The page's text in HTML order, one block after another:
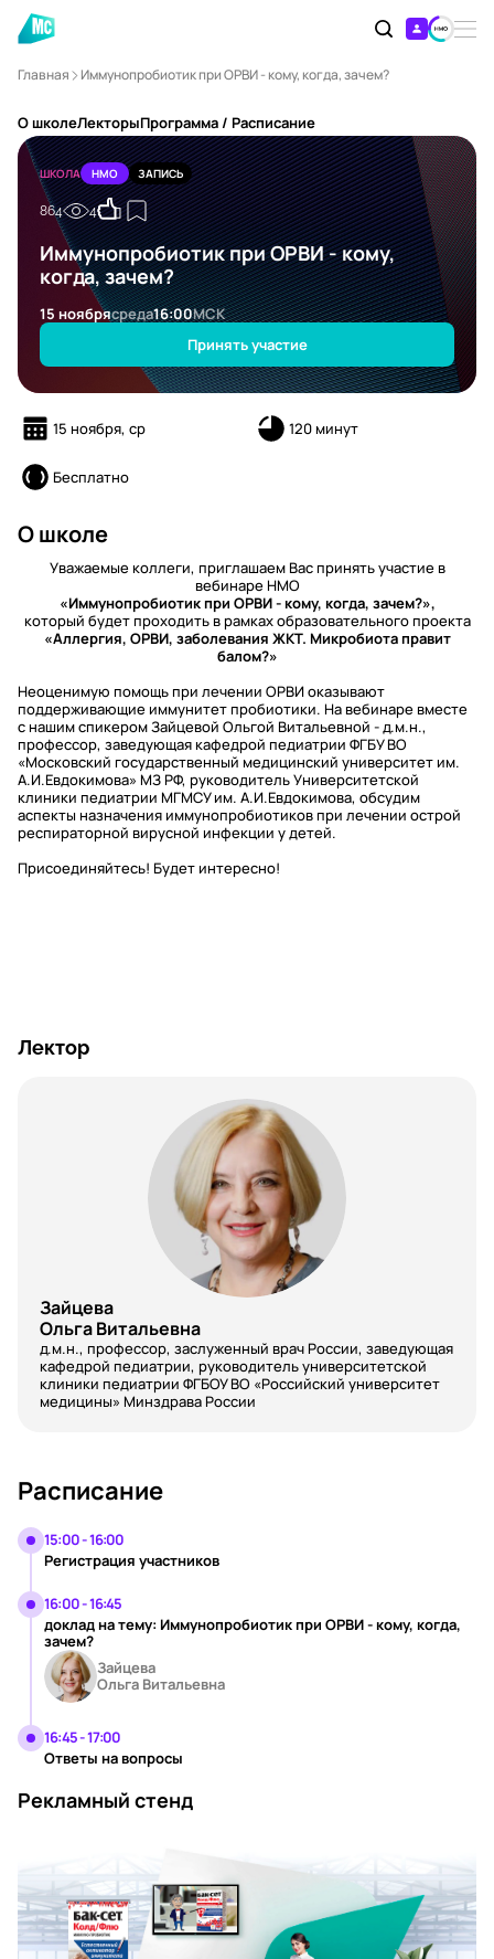
Главная Иммунопробиотик при ОРВИ - кому, когда, зачем?
О школеЛекторыПрограмма / Расписание
ШКОЛА НМО ЗАПИСЬ
864 4
Иммунопробиотик при ОРВИ - кому,
когда, зачем?
15 ноябрясреда16:00МСК
Принять участие
15 ноября, ср 120 минут
Бесплатно
О школе
Уважаемые коллеги, приглашаем Вас принять участие в
вебинаре НМО
«Иммунопробиотик при ОРВИ - кому, когда, зачем?»,
который будет проходить в рамках образовательного проекта
«Аллергия, ОРВИ, заболевания ЖКТ. Микробиота правит
балом?»
Неоценимую помощь при лечении ОРВИ оказывают
поддерживающие иммунитет пробиотики. На вебинаре вместе
с нашим спикером Зайцевой Ольгой Витальевной - д.м.н.,
профессор, заведующая кафедрой педиатрии ФГБУ ВО
«Московский государственный медицинский университет им.
А.И.Евдокимова» МЗ РФ, руководитель Университетской
клиники педиатрии МГМСУ им. А.И.Евдокимова, обсудим
аспекты назначения иммунопробиотиков при лечении острой
респираторной вирусной инфекции у детей.
Присоединяйтесь! Будет интересно!
Лектор
Зайцева
Ольга Витальевна
д.м.н., профессор, заслуженный врач России, заведующая
кафедрой педиатрии, руководитель университетской
клиники педиатрии ФГБОУ ВО «Российский университет
медицины» Минздрава России
Расписание
15:00 - 16:00
Регистрация участников
16:00 - 16:45
доклад на тему: Иммунопробиотик при ОРВИ - кому, когда,
зачем?
Зайцева
Ольга Витальевна
16:45 - 17:00
Ответы на вопросы
Рекламный стенд